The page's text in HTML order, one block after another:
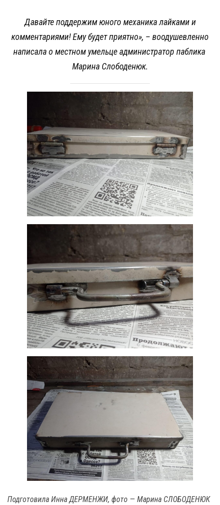
Давайте поддержим юного механика лайками и
комментариями! Ему будет приятно», – воодушевленно
написала о местном умельце администратор паблика
Марина Слободенюк.
Подготовила Инна ДЕРМЕНЖИ, фото — Марина СЛОБОДЕНЮК